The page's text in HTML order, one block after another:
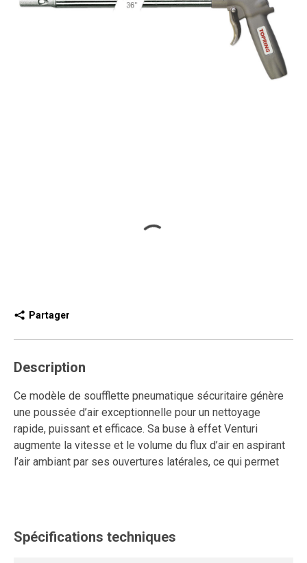
Partager
Description
Ce modèle de soufflette pneumatique sécuritaire génère
une poussée d’air exceptionnelle pour un nettoyage
rapide, puissant et efficace. Sa buse à effet Venturi
augmente la vitesse et le volume du flux d’air en aspirant
l’air ambiant par ses ouvertures latérales, ce qui permet
ouvertures latérales de sécurité à l’extrémité, maintenant
Spécifications techniques